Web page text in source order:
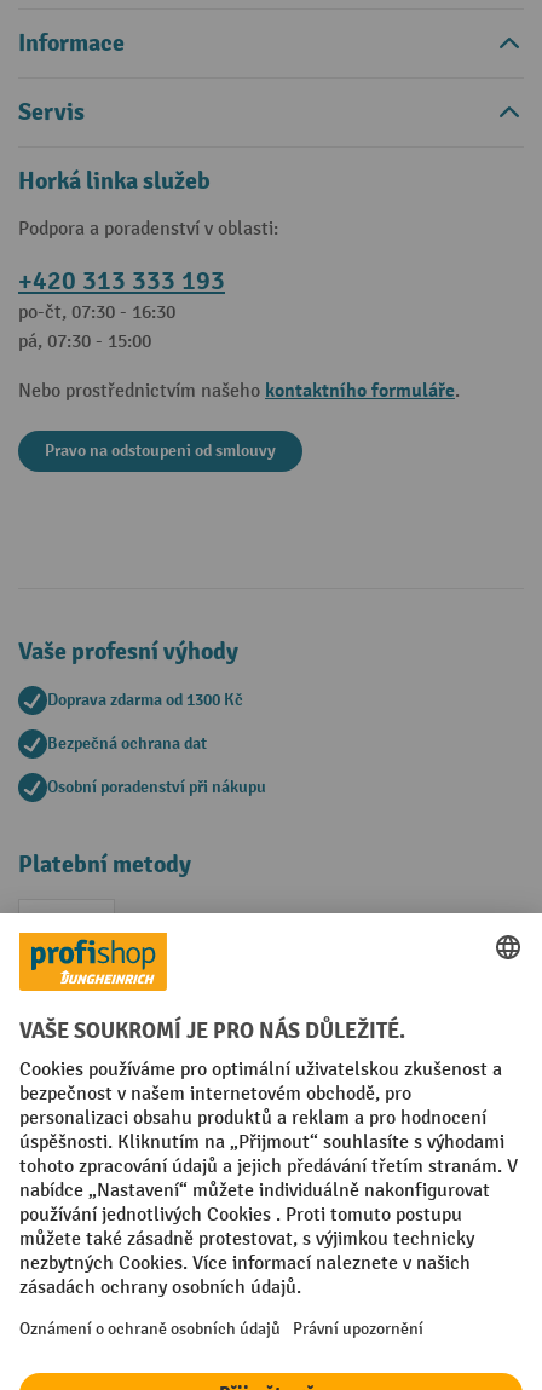
Informace
Servis
Horká linka služeb
Podpora a poradenství v oblasti:
+420 313 333 193
po-čt, 07:30 - 16:30
pá, 07:30 - 15:00
Nebo prostřednictvím našeho kontaktního formuláře.
Pravo na odstoupeni od smlouvy
Vaše profesní výhody
Doprava zdarma od 1300 Kč
Bezpečná ochrana dat
Osobní poradenství při nákupu
Platební metody
Faktura
Sociální sítě
Facebook
YouTubeLinkedIn
VODP Otisk
Prohlášení o ochraně osobních údajů
Nastavení ochrany osobních údajů
All prices excl. VAT plusshipping costsand possible delivery charges,